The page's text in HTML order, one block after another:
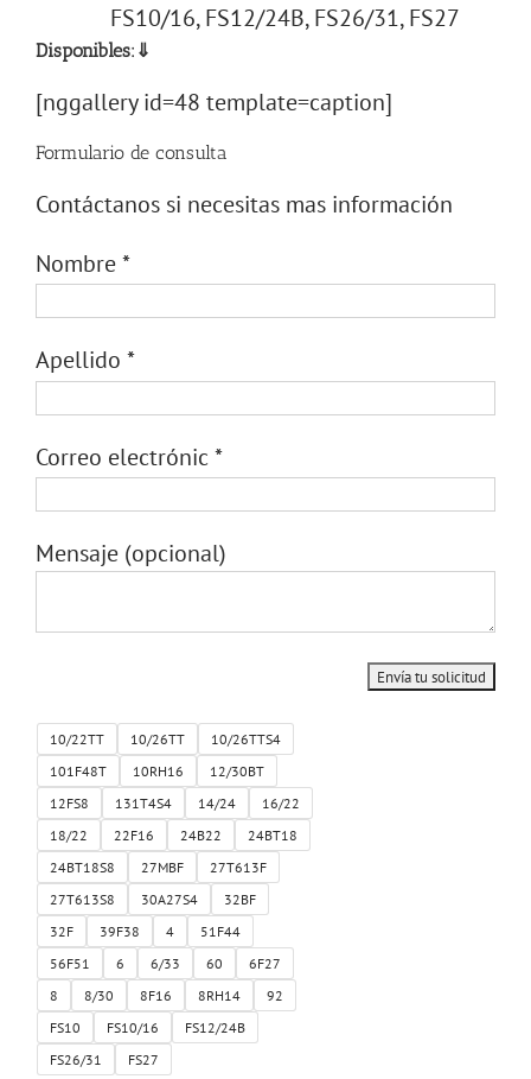
FS10/16, FS12/24B, FS26/31, FS27
Disponibles:⇓
[nggallery id=48 template=caption]
Formulario de consulta
Contáctanos si necesitas mas información
Nombre*
Apellido *
Correo electrónic*
Mensaje (opcional)
10/22TT 10/26TT
10/26TTS4
101F48T
10RH16
12/30BT
12FS8
131T4S4 14/24
16/22
18/22
22F16 24B22
24BT18
24BT18S8
27MBF
27T613F
27T613S8
30A27S4
32BF
32F
39F38 4
51F44
56F51
6 6/33 60
6F27
8
8/30 8F16 8RH14
92
FS10
FS10/16
FS12/24B
FS26/31
FS27